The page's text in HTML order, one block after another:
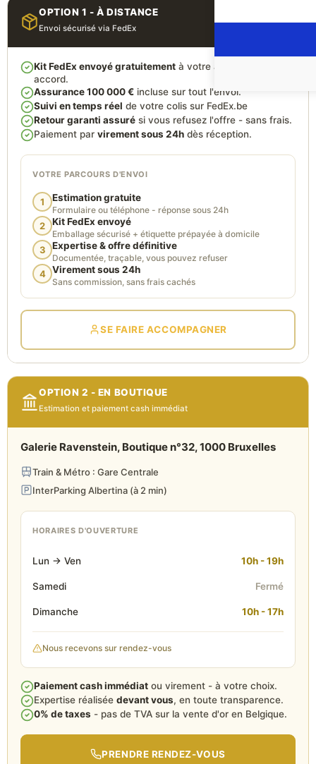
OPTION 1 - À DISTANCE
Envoi sécurisé via FedEx
Kit FedEx envoyé gratuitement à votre adresse après
accord.
Assurance 100 000 € incluse sur tout l'envoi.
Suivi en temps réel de votre colis sur FedEx.be
Retour garanti assuré si vous refusez l'offre - sans frais.
Paiement par virement sous 24h dès réception.
VOTRE PARCOURS D'ENVOI
1 Estimation gratuite
Formulaire ou téléphone - réponse sous 24h
2 Kit FedEx envoyé
Emballage sécurisé + étiquette prépayée à domicile
3 Expertise & offre définitive
Documentée, traçable, vous pouvez refuser
4 Virement sous 24h
Sans commission, sans frais cachés
SE FAIRE ACCOMPAGNER
OPTION 2 - EN BOUTIQUE
Estimation et paiement cash immédiat
Galerie Ravenstein, Boutique n°32, 1000 Bruxelles
Train & Métro : Gare Centrale
InterParking Albertina (à 2 min)
HORAIRES D'OUVERTURE
Lun → Ven 10h - 19h
Samedi Fermé
Dimanche 10h - 17h
Nous recevons sur rendez-vous
Paiement cash immédiat ou virement - à votre choix.
Expertise réalisée devant vous, en toute transparence.
0% de taxes - pas de TVA sur la vente d'or en Belgique.
PRENDRE RENDEZ-VOUS